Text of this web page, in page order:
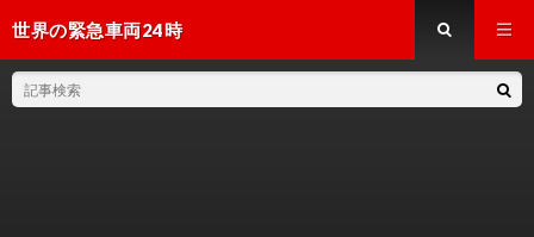
世界の緊急車両24時